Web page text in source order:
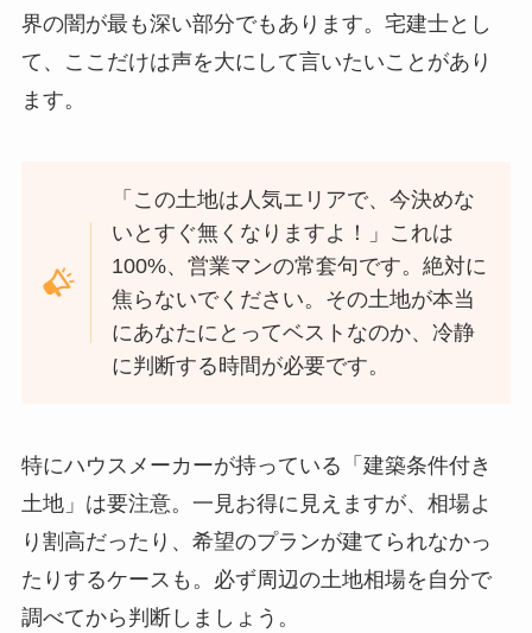
界の闇が最も深い部分でもあります。宅建士とし
て、ここだけは声を大にして言いたいことがあり
ます。
「この土地は人気エリアで、今決めな
いとすぐ無くなりますよ！」これは
100%、営業マンの常套句です。絶対に
焦らないでください。その土地が本当
にあなたにとってベストなのか、冷静
に判断する時間が必要です。
特にハウスメーカーが持っている「建築条件付き
土地」は要注意。一見お得に見えますが、相場よ
り割高だったり、希望のプランが建てられなかっ
たりするケースも。必ず周辺の土地相場を自分で
調べてから判断しましょう。